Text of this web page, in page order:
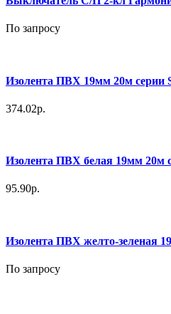
По запросу
Изолента ПВХ 19мм 20м серии
374.02р.
Изолента ПВХ белая 19мм 20м
95.90р.
Изолента ПВХ желто-зеленая
По запросу